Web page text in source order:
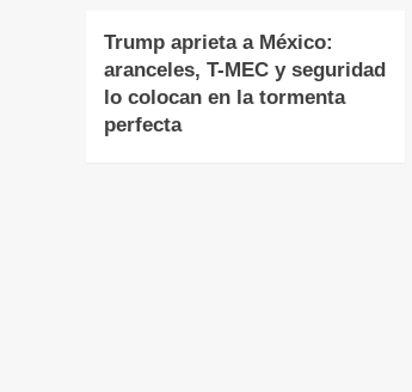
Trump aprieta a México:
aranceles, T-MEC y seguridad
lo colocan en la tormenta
perfecta